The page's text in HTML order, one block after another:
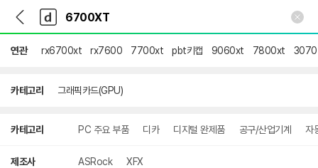
다
나
와
가
기
다
와
인
연관 rx6700xt rx7600 7700xt pbt키캡 9060xt 7800xt 3070
카테고리 그래픽카드(GPU)
카테고리 PC 주요 부품 디카 디지털 완제품 공구/산업기계 자
제조사 ASRock XFX